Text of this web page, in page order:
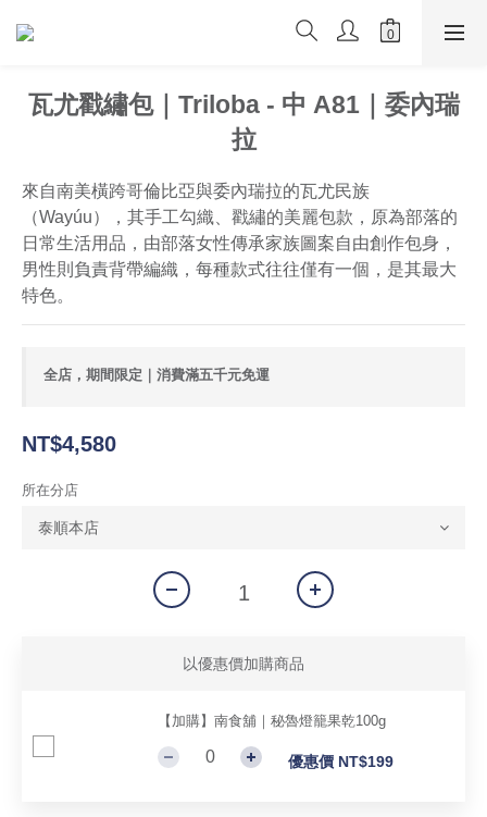
瓦尤戳繡包｜Triloba - 中 A81｜委內瑞
拉
來自南美橫跨哥倫比亞與委內瑞拉的瓦尤民族
（Wayúu），其手工勾織、戳繡的美麗包款，原為部落的
日常生活用品，由部落女性傳承家族圖案自由創作包身，
男性則負責背帶編織，每種款式往往僅有一個，是其最大
特色。
全店，期間限定｜消費滿五千元免運
NT$4,580
所在分店
以優惠價加購商品
【加購】南食舖｜秘魯燈籠果乾100g
優惠價 NT$199